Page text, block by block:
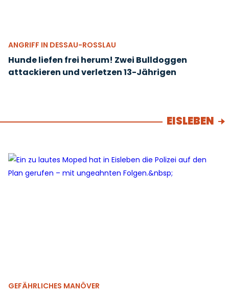
ANGRIFF IN DESSAU-ROSSLAU
Hunde liefen frei herum! Zwei Bulldoggen
attackieren und verletzen 13-Jährigen
EISLEBEN
GEFÄHRLICHES MANÖVER